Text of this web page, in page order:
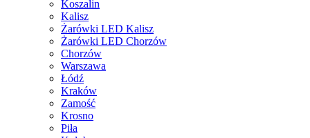
Koszalin
Kalisz
Żarówki LED Kalisz
Żarówki LED Chorzów
Chorzów
Warszawa
Łódź
Kraków
Zamość
Krosno
Piła